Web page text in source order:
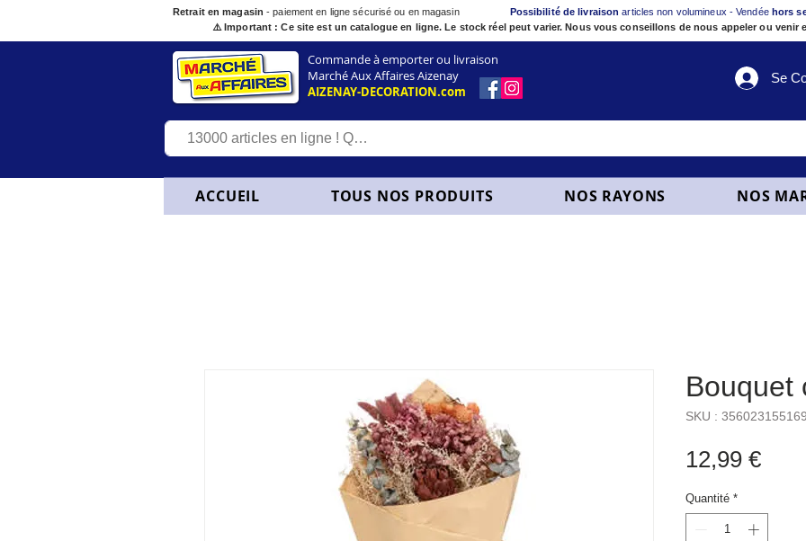
Retrait en magasin - paiement en ligne sécurisé ou en magasin Possibilité de livraisonarticles non volumineux - Vendée hors
⚠️ Important : Ce site est un catalogue en ligne. Le stock réel peut varier. Nous vous conseillons de nous appeler ou
Commande à emporter ou livraison
Marché Aux Affaires Aizenay
AIZENAY-DECORATION.com
Se
ACCUEIL TOUS NOS PRODUITS NOS RAYONS NOS
Bouquet
SKU :
12,99 €Prix
Quantité *